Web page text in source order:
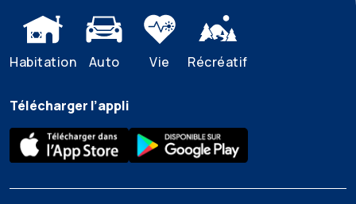
Habitation Auto Vie Récréatif
Télécharger l’appli